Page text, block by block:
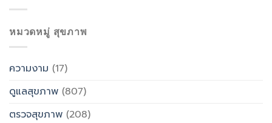
หมวดหมู่ สุขภาพ
ความงาม (17)
ดูแลสุขภาพ (807)
ตรวจสุขภาพ (208)